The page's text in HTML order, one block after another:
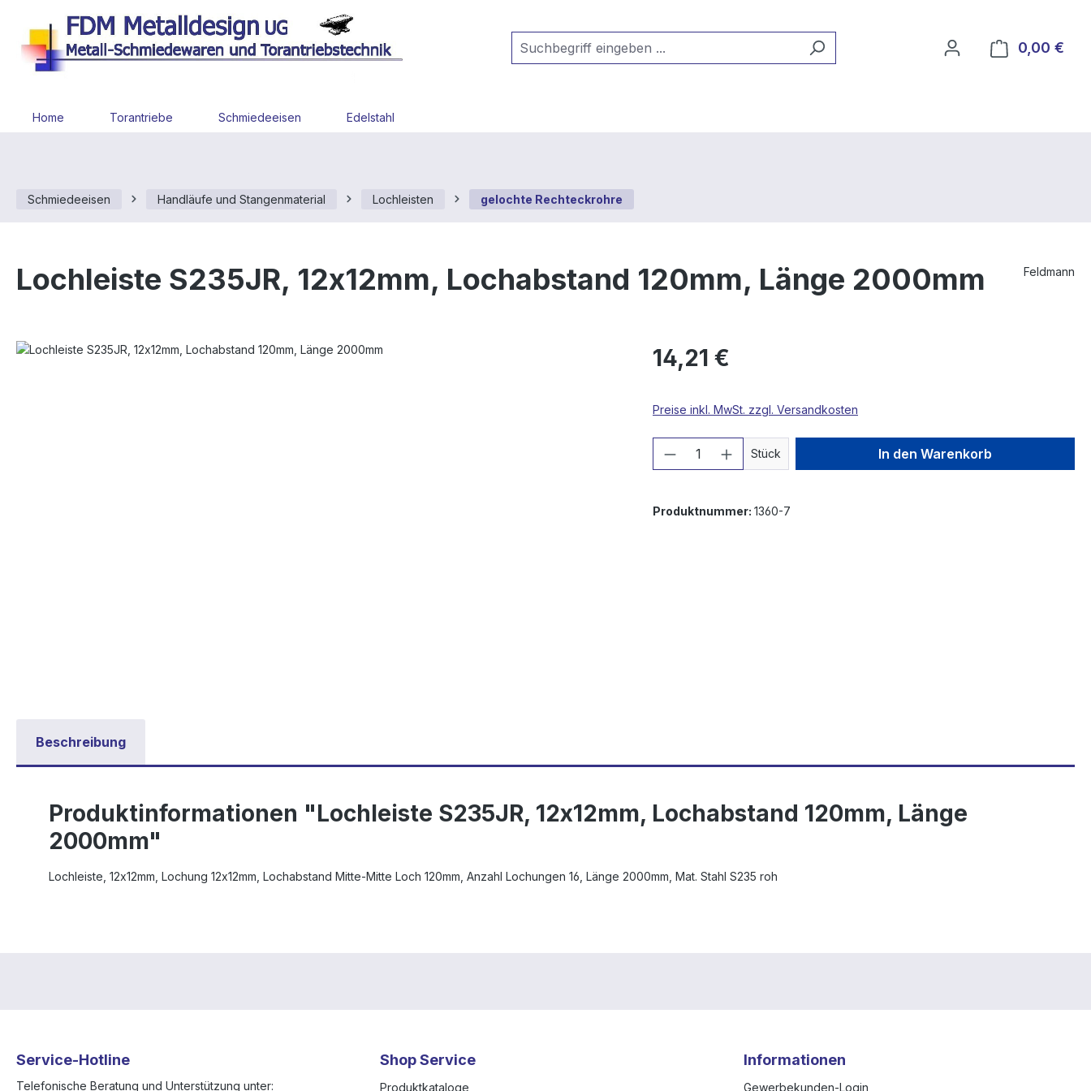
Hauptinhalt springen
Zur Suche springen
Zur Hauptnavigation springen
0,00 €
Home Torantriebe Schmiedeeisen Edelstahl
Schmiedeeisen Handläufe und Stangenmaterial Lochleisten gelochte Rechteckrohre
Lochleiste S235JR, 12x12mm, Lochabstand 120mm, Länge 2000mm Feldmann
Bildergalerie überspringen 14,21 €
Preise inkl. MwSt. zzgl. Versandkosten
Produkt Anzahl: Gib den gewünschten Wert
Stück In den Warenkorb
Produktnummer: 1360-7
Beschreibung
Produktinformationen "Lochleiste S235JR, 12x12mm, Lochabstand 120mm, Länge
2000mm"
Lochleiste, 12x12mm, Lochung 12x12mm, Lochabstand Mitte-Mitte Loch 120mm, Anzahl Lochungen 16, Länge 2000mm, Mat. Stahl S235 roh
Service-Hotline
Telefonische Beratung und Unterstützung unter:
Shop Service
Produktkataloge
Informationen
Gewerbekunden-Login